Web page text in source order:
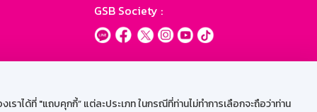
ได้ที่ "แถบคุกกี้” แต่ละประเภท ในกรณีที่ท่านไม่ทำการเลือกจะถือว่าท่าน
GSB Society :